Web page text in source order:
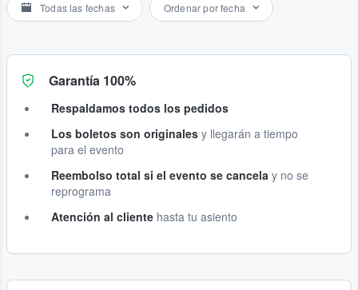
Todas las fechas Ordenar por fecha
Garantía 100%
Respaldamos todos los pedidos
Los boletos son originales y llegarán a tiempo
para el evento
Reembolso total si el evento se cancela y no se
reprograma
Atención al cliente hasta tu asiento